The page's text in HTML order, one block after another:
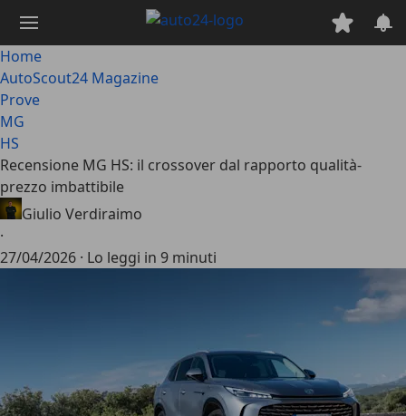
contenuto
principale
Home
AutoScout24 Magazine
Prove
MG
HS
Recensione MG HS: il crossover dal rapporto qualità-
prezzo imbattibile
Giulio Verdiraimo
·
27/04/2026 · Lo leggi in 9 minuti